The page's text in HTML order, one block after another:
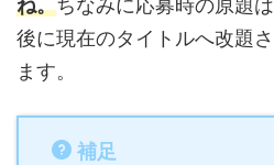
ね。ちなみに応募時の原題
後に現在のタイトルへ改題
ます。
補足